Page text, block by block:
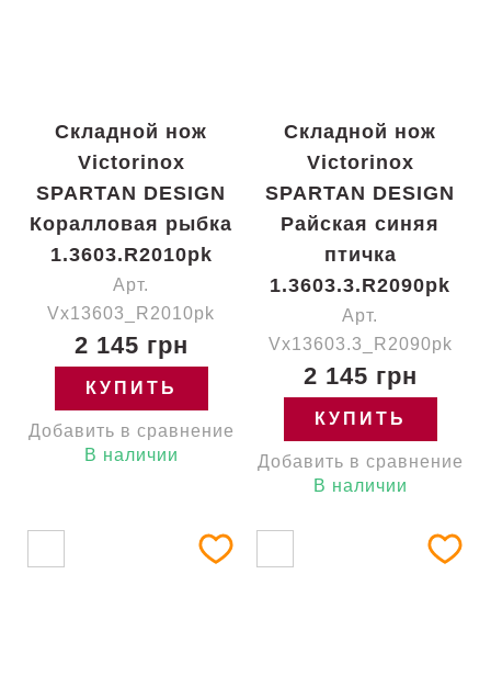
Складной нож
Victorinox
SPARTAN DESIGN
Коралловая рыбка
1.3603.R2010pk
Арт.
Vx13603_R2010pk
2 145 грн
КУПИТЬ
Добавить в сравнение
В наличии
Складной нож
Victorinox
SPARTAN DESIGN
Райская синяя
птичка
1.3603.3.R2090pk
Арт.
Vx13603.3_R2090pk
2 145 грн
КУПИТЬ
Добавить в сравнение
В наличии